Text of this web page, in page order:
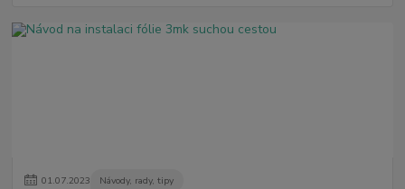
01.07.2023 Návody, rady, tipy